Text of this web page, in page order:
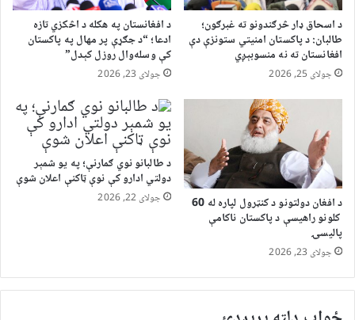
د اسحاق ډار څرګندونو ته غبرګون؛
طالبان: د پاکستان امنیتي ستونزې دې
افغانستان ته نه منسوبېږي
جولای 25, 2026
د افغانستان په هکله د اڅکزي تازه
ادعا؛ “د جګړې پر مهال په پاکستان
کې وسله‌وال روزل کېدل”
جولای 23, 2026
د افغان دولتونو د کنټرول لپاره له 60
کلونو راهیسې د پاکستان ناکامې
پالیسۍ
جولای 23, 2026
د طالبانو نوي ګمارنې؛ په یو شمېر
دولتي ادارو کې نوې ټاکنې اعلان شوې
جولای 22, 2026